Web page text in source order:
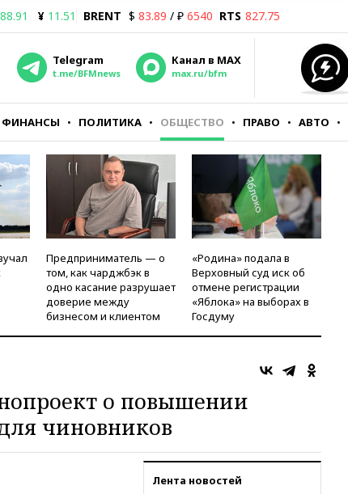
88.91 ¥ 11.51 BRENT $ 83.89 / ₽ 6540 RTS 827.75
Telegram
t.me/BFMnews
Канал в MAX
max.ru/bfm
ФИНАНСЫ ПОЛИТИКА ОБЩЕСТВО ПРАВО АВТО
Предприниматель — о
том, как чарджбэк в
одно касание разрушает
доверие между
бизнесом и клиентом
«Родина» подала в
Верховный суд иск об
отмене регистрации
«Яблока» на выборах в
Госдуму
о повышении
чиновников
Лента новостей